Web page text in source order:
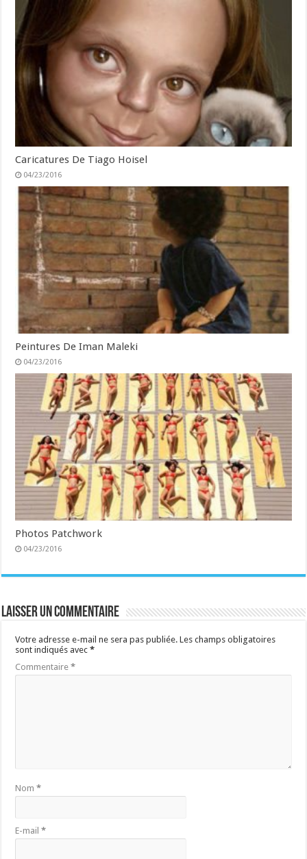
Caricatures De Tiago Hoisel
04/23/2016
Peintures De Iman Maleki
04/23/2016
Photos Patchwork
04/23/2016
Laisser un commentaire
Votre adresse e-mail ne sera pas publiée. Les champs obligatoires
sont indiqués avec*
Commentaire*
Nom*
E-mail*